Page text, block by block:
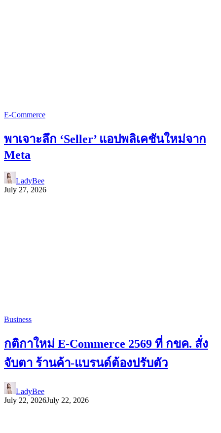
E-Commerce
พาเจาะลึก ‘Seller’ แอปพลิเคชันใหม่จาก
Meta
LadyBee
July 27, 2026
Business
กติกาใหม่ E-Commerce 2569 ที่ กขค. สั่ง
จับตา ร้านค้า-แบรนด์ต้องปรับตัว
LadyBee
July 22, 2026July 22, 2026